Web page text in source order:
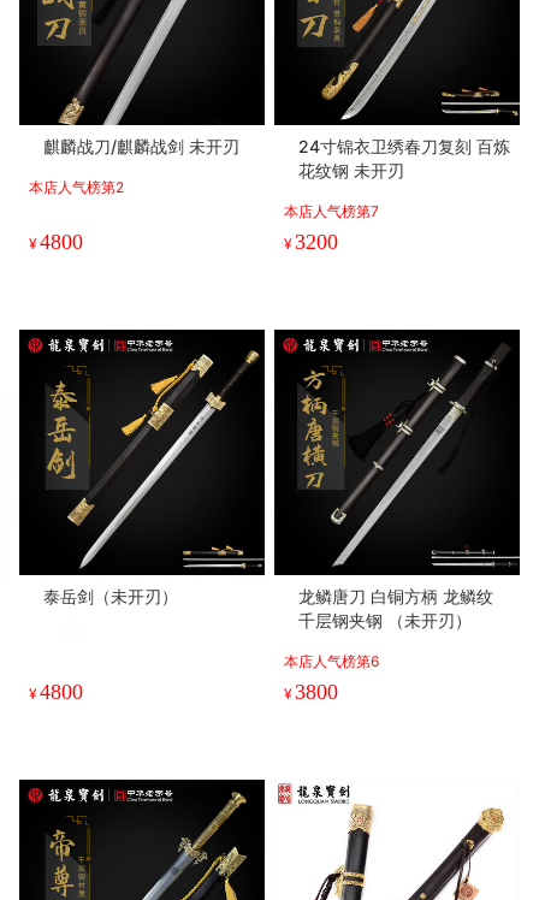
麒麟战刀/麒麟战剑 未开刃
本店人气榜第2
¥4800
24寸锦衣卫绣春刀复刻 百炼
花纹钢 未开刃
本店人气榜第7
¥3200
泰岳剑（未开刃）
¥4800
龙鳞唐刀 白铜方柄 龙鳞纹
千层钢夹钢 （未开刃）
本店人气榜第6
¥3800